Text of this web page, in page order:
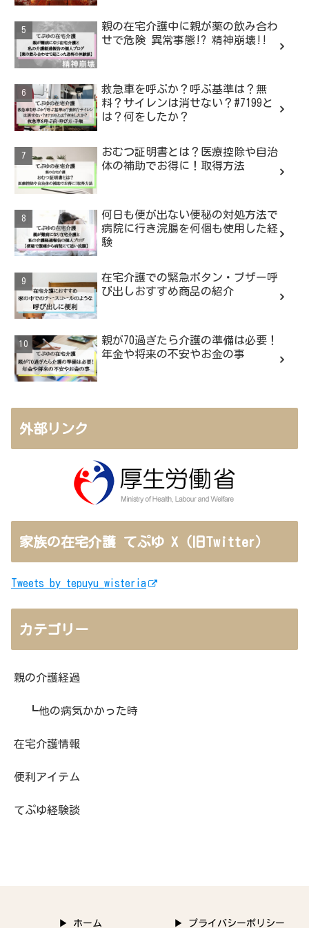
親の在宅介護中に親が薬の飲み合わ
せで危険 異常事態!? 精神崩壊!!
救急車を呼ぶか？呼ぶ基準は？無
料？サイレンは消せない？#7199と
は？何をしたか？
おむつ証明書とは？医療控除や自治
体の補助でお得に！取得方法
何日も便が出ない便秘の対処方法で
病院に行き浣腸を何個も使用した経
験
在宅介護での緊急ボタン・ブザー呼
び出しおすすめ商品の紹介
親が70過ぎたら介護の準備は必要！
年金や将来の不安やお金の事
外部リンク
家族の在宅介護 てぷゆ X（旧Twitter）
Tweets by tepuyu_wisteria
カテゴリー
親の介護経過
┗他の病気かかった時
在宅介護情報
便利アイテム
てぷゆ経験談
▶ ホーム ▶ プライバシーポリシー